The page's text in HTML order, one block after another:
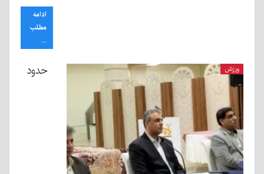
ادامه
مطلب
...
ورزش حدود